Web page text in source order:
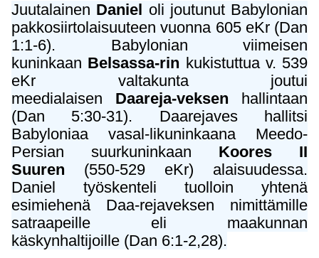
Juutalainen Daniel
oli joutunut Babylonian
pakkosiirtolaisuuteen vuonna 605 eKr (Dan
1:1-6). Babylonian viimeisen
kuninkaan Belsassa-rin kukistuttua v. 539
eKr valtakunta joutui
meedialaisen Daareja-veksen hallintaan
(Dan 5:30-31). Daarejaves hallitsi
Babyloniaa vasal-likuninkaana Meedo-
Persian suurkuninkaan Koores II
Suuren (550-529 eKr) alaisuudessa.
Daniel työskenteli tuolloin yhtenä
esimiehenä Daa-rejaveksen nimittämille
satraapeille eli maakunnan
käskynhaltijoille (Dan 6:1-2,28).